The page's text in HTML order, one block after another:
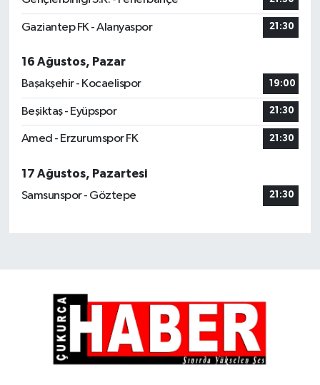
Gaziantep FK - Alanyaspor 21:30
16 Ağustos, Pazar
Başakşehir - Kocaelispor
19:00
Beşiktaş - Eyüpspor 21:30
Amed - Erzurumspor FK 21:30
17 Ağustos, Pazartesi
Samsunspor - Göztepe
21:30